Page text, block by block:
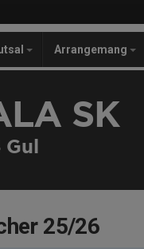
Arrangemang
SK
25/26